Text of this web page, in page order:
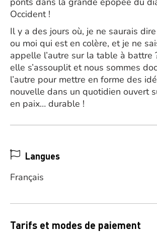
Occident !
Il y a des jours où, je ne saurais dire
ou moi qui est en colère, et je ne
appelle l’autre sur la table à battre
elle s’assouplit et nous sommes
l’autre pour mettre en forme des
nouvelle dans un quotidien ouvert
en paix… durable !
Langues
Français
Tarifs et modes de paiement